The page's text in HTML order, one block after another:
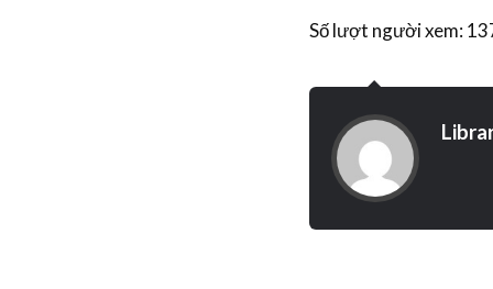
Số lượt người xem: